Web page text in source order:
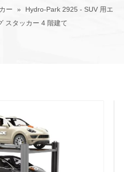
ー
»
Hydro-Park 2925 - SUV 用エ
スタッカー 4 階建て